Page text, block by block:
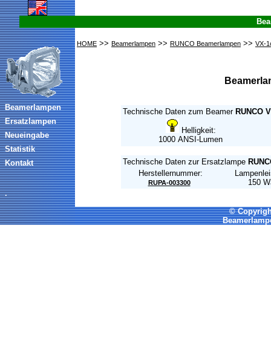
Beamerlampen
Ersatzlampen
Neueingabe
Statistik
Kontakt
.
HOME >> Beamerlampen >> RUNCO Beamerlampen >> VX-
Technische Daten zum Beamer RUNCO
Helligkeit:
1000 ANSI-Lumen
Technische Daten zur Ersatzlampe
Herstellernummer:
RUPA-003300
150
©